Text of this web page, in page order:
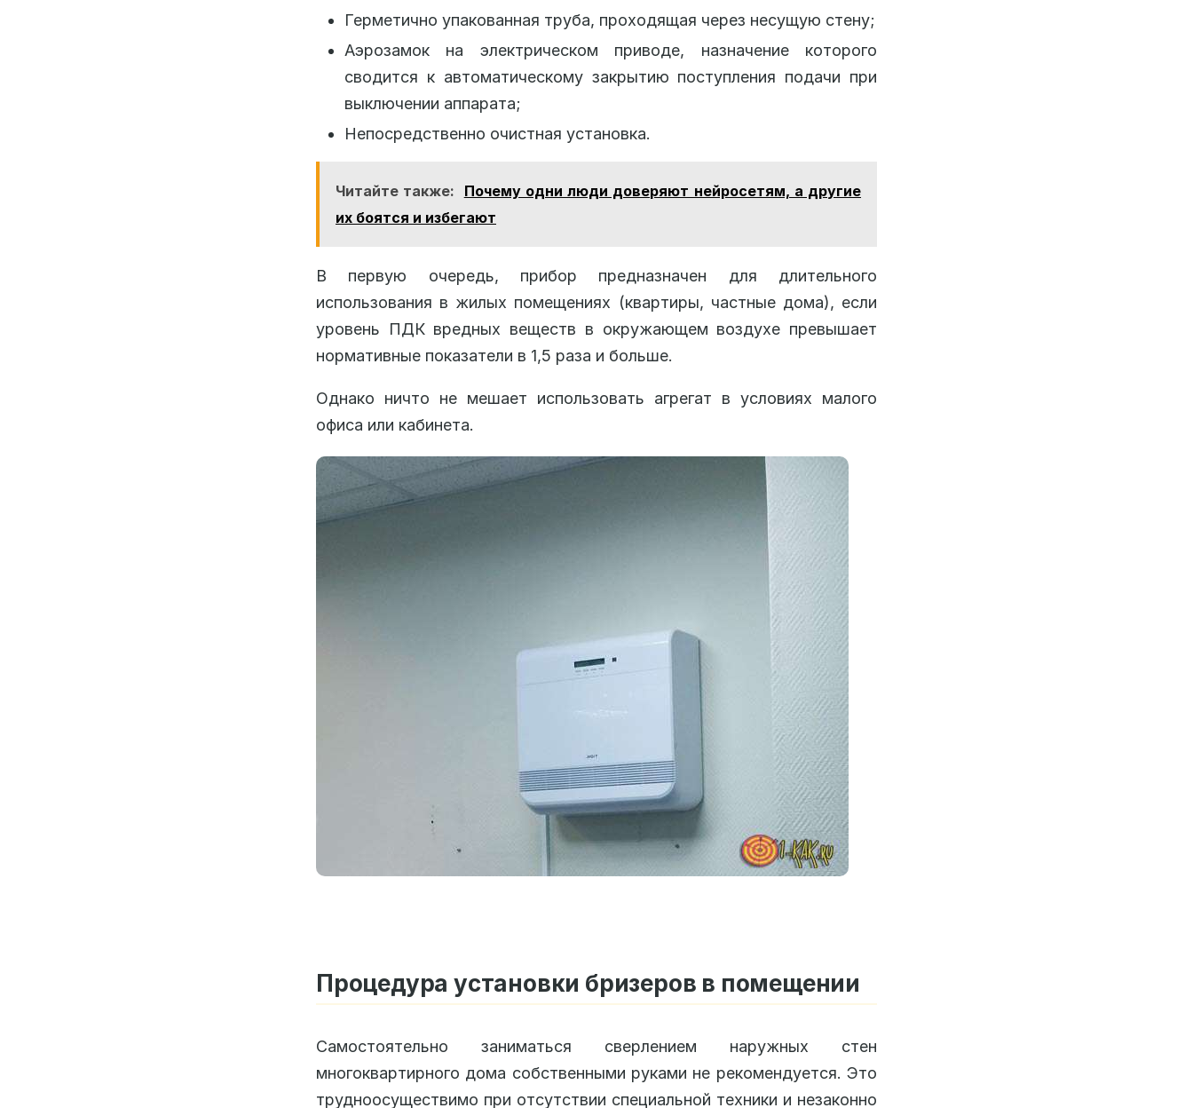
Герметично упакованная труба, проходящая через несущую стену;
Аэрозамок на электрическом приводе, назначение которого
сводится к автоматическому закрытию поступления подачи при
выключении аппарата;
Непосредственно очистная установка.
Читайте также:
Почему одни люди доверяют нейросетям, а другие
их боятся и избегают
В первую очередь, прибор предназначен для длительного
использования в жилых помещениях (квартиры, частные дома), если
уровень ПДК вредных веществ в окружающем воздухе превышает
нормативные показатели в 1,5 раза и больше.
Однако ничто не мешает использовать агрегат в условиях малого
офиса или кабинета.
Процедура установки бризеров в помещении
Самостоятельно заниматься сверлением наружных стен
многоквартирного дома собственными руками не рекомендуется. Это
трудноосуществимо при отсутствии специальной техники и незаконно